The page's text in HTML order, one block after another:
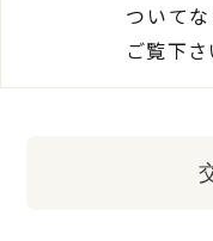
ついて
ご覧下さ